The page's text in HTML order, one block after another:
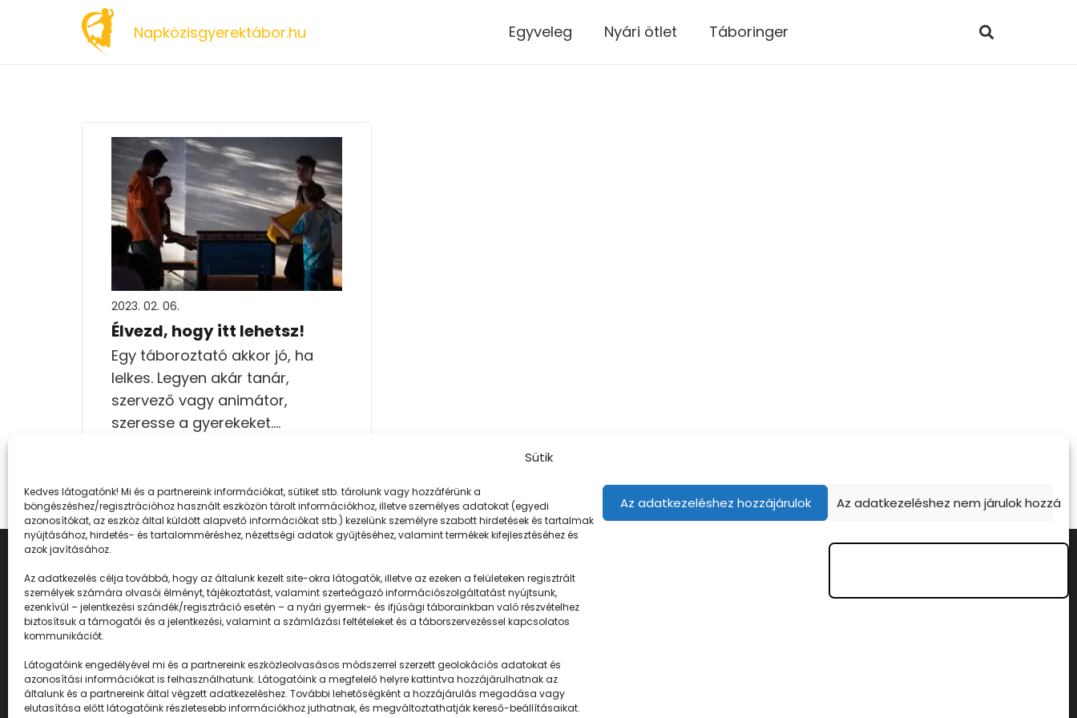
Sütik
Kedves látogatónk! Mi és a partnereink információkat, sütiket stb. tárolunk vagy hozzáférünk a
böngészéshez/regisztrációhoz használt eszközön tárolt információkhoz, illetve személyes adatokat (egyedi
azonosítókat, az eszköz által küldött alapvető információkat stb.) kezelünk személyre szabott hirdetések és tartalmak
nyújtásához, hirdetés- és tartalomméréshez, nézettségi adatok gyűjtéséhez, valamint termékek kifejlesztéséhez és
azok javításához.
Az adatkezelés célja továbbá, hogy az általunk kezelt site-okra látogatók, illetve az ezeken a felületeken regisztrált
személyek számára olvasói élményt, tájékoztatást, valamint szerteágazó információszolgáltatást nyújtsunk,
ezenkívül – jelentkezési szándék/regisztráció esetén – a nyári gyermek- és ifjúsági táborainkban való részvételhez
biztosítsuk a támogatói és a jelentkezési, valamint a számlázási feltételeket és a táborszervezéssel kapcsolatos
kommunikációt.
Látogatóink engedélyével mi és a partnereink eszközleolvasásos módszerrel szerzett geolokációs adatokat és
azonosítási információkat is felhasználhatunk. Látogatóink a megfelelő helyre kattintva hozzájárulhatnak az
általunk és a partnereink által végzett adatkezeléshez. További lehetőségként a hozzájárulás megadása vagy
elutasítása előtt látogatóink részletesebb információkhoz juthatnak, és megváltoztathatják kereső-beállításaikat.
Az adatkezeléshez hozzájárulok Az adatkezeléshez nem járulok hozzá
Napközisgyerektábor.hu Egyveleg Nyári ötlet Táboringer
2023. 02. 06.
Élvezd, hogy itt lehetsz!
Egy táboroztató akkor jó, ha
lelkes. Legyen akár tanár,
szervező vagy animátor,
szeresse a gyerekeket.…
Napközisgyerektábor.hu
Navigáció
Egyveleg
Nyári ötlet